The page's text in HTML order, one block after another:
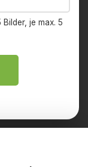
Bilder, je max. 5